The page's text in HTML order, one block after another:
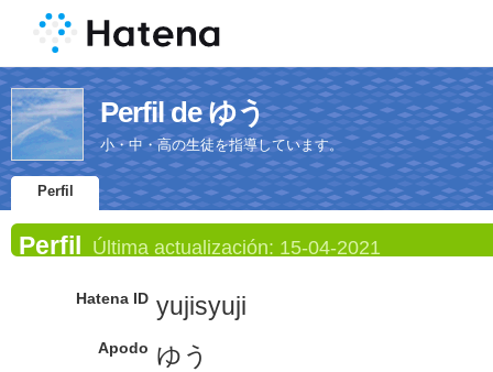
Perfil de ゆう
小・中・高の生徒を指導しています。
Perfil
Perfil Última actualización: 15-04-2021
Hatena ID yujisyuji
Apodo ゆう